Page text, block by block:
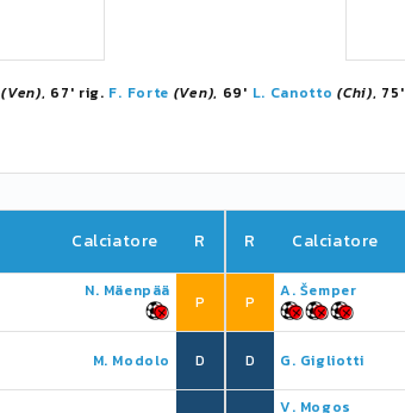
(Ven), 67' rig. F. Forte (Ven), 69' L. Canotto (Chi), 75'
Calciatore R
N. Mäenpää
P
M. Modolo D
R Calciatore
P
A. Šemper
D G. Gigliotti
V. Mogos